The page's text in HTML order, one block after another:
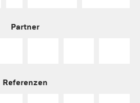
Partner
Referenzen